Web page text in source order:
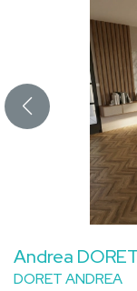
Andrea
DORET ANDREA